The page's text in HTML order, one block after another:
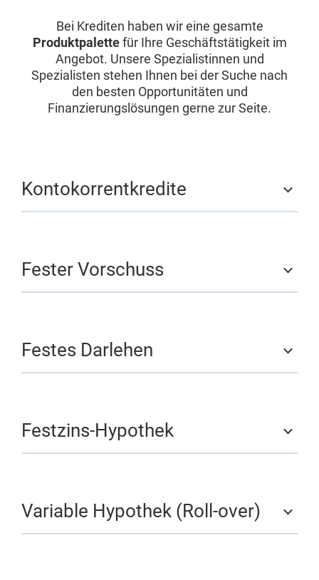
Bei Krediten haben wir eine gesamte
Produktpalettefür Ihre Geschäftstätigkeit im
Angebot. Unsere Spezialistinnen und
Spezialisten stehen Ihnen bei der Suche nach
den besten Opportunitäten und
Finanzierungslösungen gerne zur Seite.
Kontokorrentkredite
Fester Vorschuss
Festes Darlehen
Festzins-Hypothek
Variable Hypothek (Roll-over)